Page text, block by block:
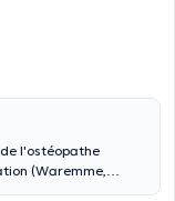
l'ostéopathe
(Waremme,